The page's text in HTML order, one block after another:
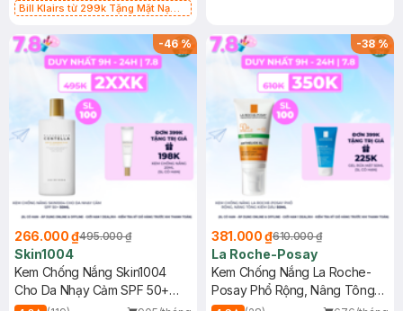
Bill Klairs từ 299k Tặng Mặt Nạ
25ml (SL Có Hạn)
-46%
266.000 ₫495.000 ₫
Skin1004
Kem Chống Nắng Skin1004
Cho Da Nhạy Cảm SPF 50+
50ml
-38%
381.000 ₫610.000 ₫
La Roche-Posay
Kem Chống Nắng La Roche-
Posay Phổ Rộng, Nâng Tông
Kiềm Dầu 50ml